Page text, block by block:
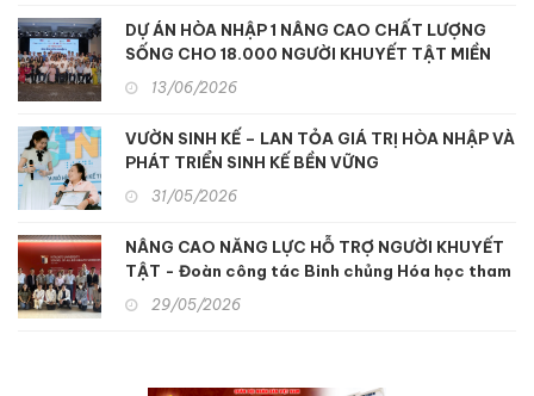
DỰ ÁN HÒA NHẬP 1 NÂNG CAO CHẤT LƯỢNG
SỐNG CHO 18.000 NGƯỜI KHUYẾT TẬT MIỀN
TRUNG
13/06/2026
VƯỜN SINH KẾ – LAN TỎA GIÁ TRỊ HÒA NHẬP VÀ
PHÁT TRIỂN SINH KẾ BỀN VỮNG
31/05/2026
NÂNG CAO NĂNG LỰC HỖ TRỢ NGƯỜI KHUYẾT
TẬT - Đoàn công tác Binh chủng Hóa học tham
quan, học tập kinh nghiệm hỗ trợ người khuyết
tật và nạn nhân chất độc da cam tại Nhật Bản
29/05/2026